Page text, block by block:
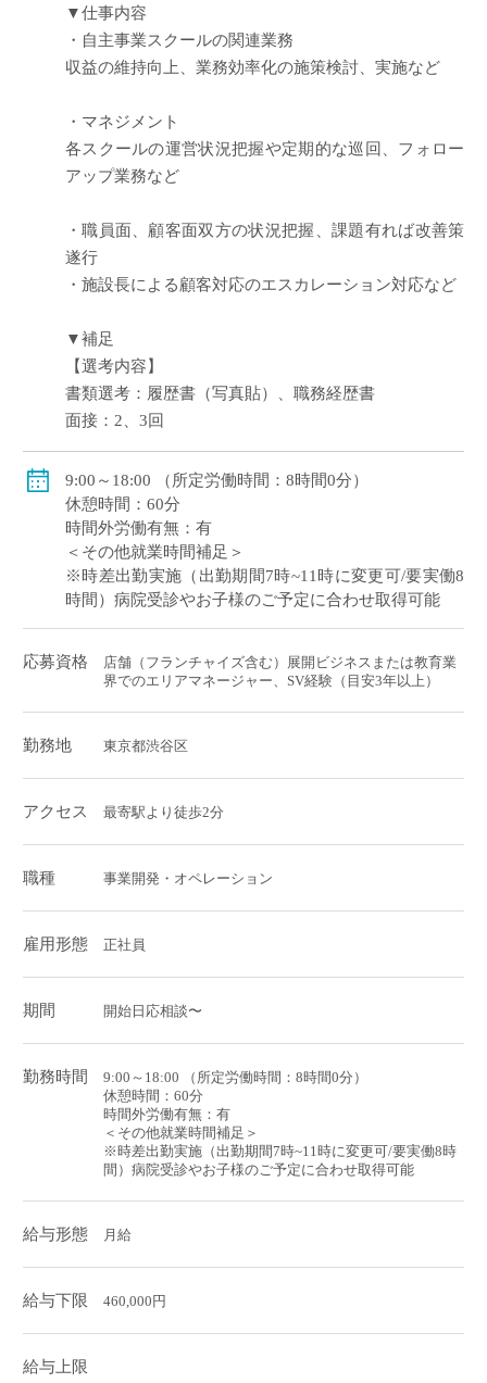
▼仕事内容
・自主事業スクールの関連業務
収益の維持向上、業務効率化の施策検討、実施など
・マネジメント
各スクールの運営状況把握や定期的な巡回、フォロー
アップ業務など
・職員面、顧客面双方の状況把握、課題有れば改善策
遂行
・施設長による顧客対応のエスカレーション対応など
▼補足
【選考内容】
書類選考：履歴書（写真貼）、職務経歴書
面接：2、3回
9:00～18:00 （所定労働時間：8時間0分）
休憩時間：60分
時間外労働有無：有
＜その他就業時間補足＞
※時差出勤実施（出勤期間7時~11時に変更可/要実働8
時間）病院受診やお子様のご予定に合わせ取得可能
応募資格
店舗（フランチャイズ含む）展開ビジネスまたは教育業
界でのエリアマネージャー、SV経験（目安3年以上）
勤務地 東京都渋谷区
アクセス 最寄駅より徒歩2分
職種 事業開発・オペレーション
雇用形態 正社員
期間 開始日応相談〜
勤務時間
9:00～18:00 （所定労働時間：8時間0分）
休憩時間：60分
時間外労働有無：有
＜その他就業時間補足＞
※時差出勤実施（出勤期間7時~11時に変更可/要実働8時
間）病院受診やお子様のご予定に合わせ取得可能
給与形態 月給
給与下限 460,000円
給与上限